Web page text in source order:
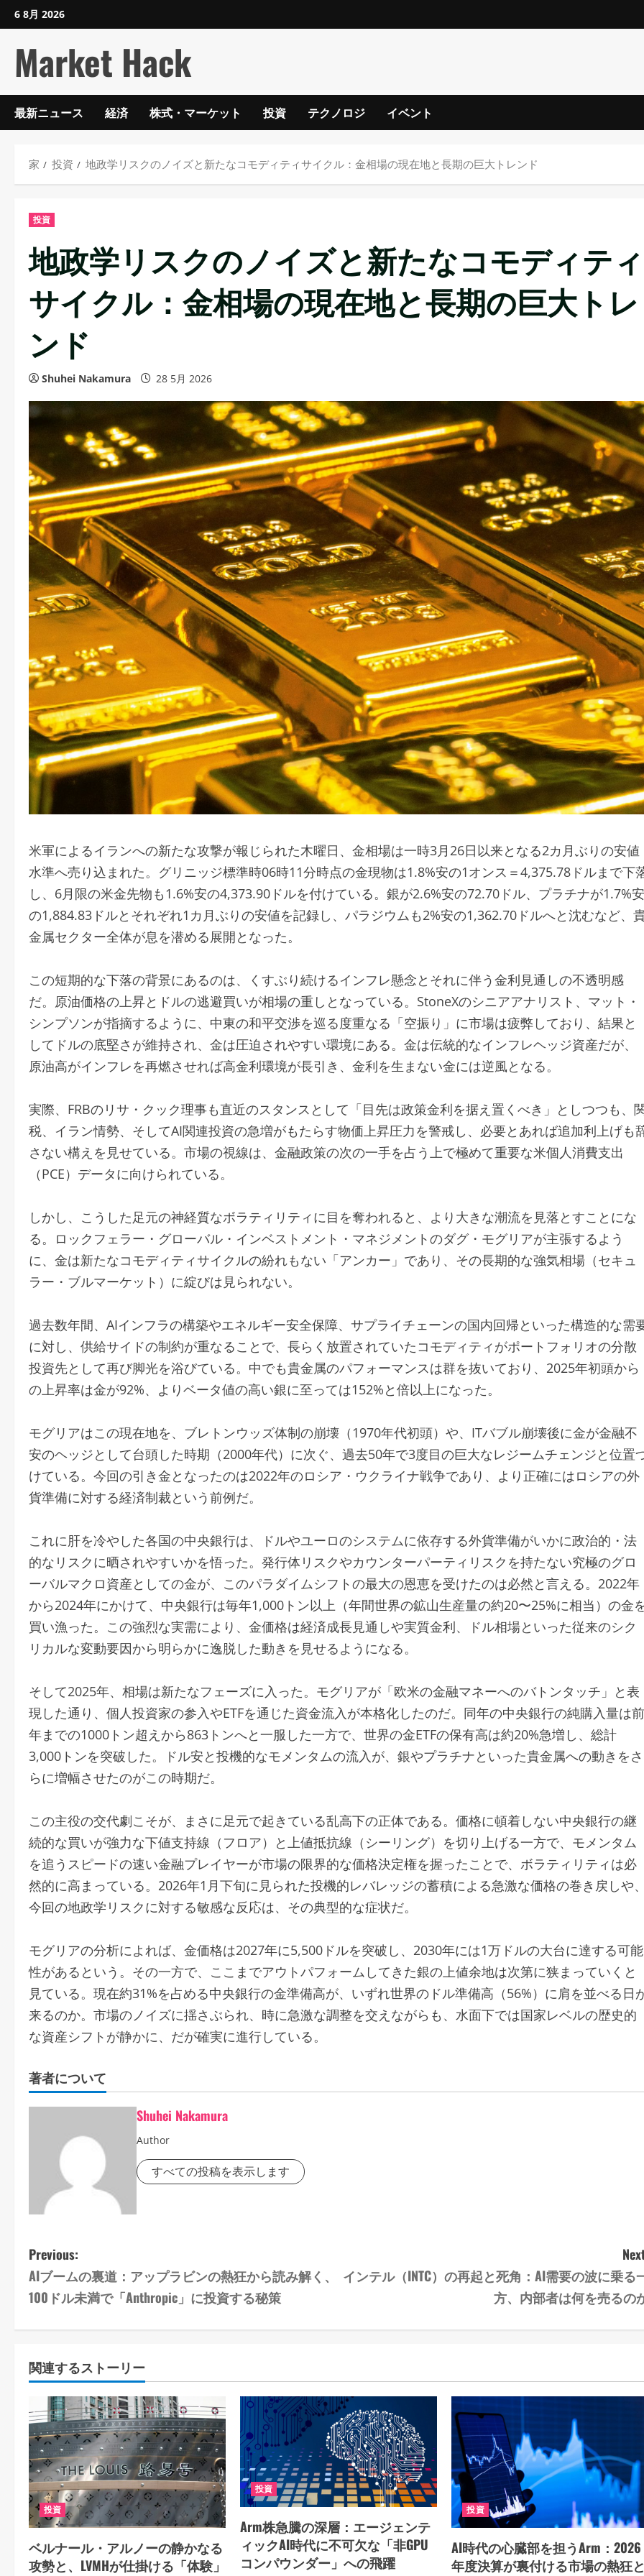
ン
6 8月 2026
Market Hack
最新ニュース 経済 株式・マーケット 投資 テクノロジ イベント
家 投資 地政学リスクのノイズと新たなコモディティサイクル：金相場の現在地と長期の巨大トレンド
投資
地政学リスクのノイズと新たなコモディティ
サイクル：金相場の現在地と長期の巨大トレ
ンド
Shuhei Nakamura 28 5月 2026
米軍によるイランへの新たな攻撃が報じられた木曜日、金相場は一時3月26日以来となる2カ月ぶりの安値
水準へ売り込まれた。グリニッジ標準時06時11分時点の金現物は1.8%安の1オンス＝4,375.78ドルまで下
し、6月限の米金先物も1.6%安の4,373.90ドルを付けている。銀が2.6%安の72.70ドル、プラチナが1.7%安
の1,884.83ドルとそれぞれ1カ月ぶりの安値を記録し、パラジウムも2%安の1,362.70ドルへと沈むなど、
金属セクター全体が息を潜める展開となった。
この短期的な下落の背景にあるのは、くすぶり続けるインフレ懸念とそれに伴う金利見通しの不透明感
だ。原油価格の上昇とドルの逃避買いが相場の重しとなっている。StoneXのシニアアナリスト、マット・
シンプソンが指摘するように、中東の和平交渉を巡る度重なる「空振り」に市場は疲弊しており、結果と
してドルの底堅さが維持され、金は圧迫されやすい環境にある。金は伝統的なインフレヘッジ資産だが、
原油高がインフレを再燃させれば高金利環境が長引き、金利を生まない金には逆風となる。
実際、FRBのリサ・クック理事も直近のスタンスとして「目先は政策金利を据え置くべき」としつつも、
税、イラン情勢、そしてAI関連投資の急増がもたらす物価上昇圧力を警戒し、必要とあれば追加利上げも
さない構えを見せている。市場の視線は、金融政策の次の一手を占う上で極めて重要な米個人消費支出
（PCE）データに向けられている。
しかし、こうした足元の神経質なボラティリティに目を奪われると、より大きな潮流を見落とすことにな
る。ロックフェラー・グローバル・インベストメント・マネジメントのダグ・モグリアが主張するよう
に、金は新たなコモディティサイクルの紛れもない「アンカー」であり、その長期的な強気相場（セキュ
ラー・ブルマーケット）に綻びは見られない。
過去数年間、AIインフラの構築やエネルギー安全保障、サプライチェーンの国内回帰といった構造的な需
に対し、供給サイドの制約が重なることで、長らく放置されていたコモディティがポートフォリオの分散
投資先として再び脚光を浴びている。中でも貴金属のパフォーマンスは群を抜いており、2025年初頭から
の上昇率は金が92%、よりベータ値の高い銀に至っては152%と倍以上になった。
モグリアはこの現在地を、ブレトンウッズ体制の崩壊（1970年代初頭）や、ITバブル崩壊後に金が金融不
安のヘッジとして台頭した時期（2000年代）に次ぐ、過去50年で3度目の巨大なレジームチェンジと位置
けている。今回の引き金となったのは2022年のロシア・ウクライナ戦争であり、より正確にはロシアの外
貨準備に対する経済制裁という前例だ。
これに肝を冷やした各国の中央銀行は、ドルやユーロのシステムに依存する外貨準備がいかに政治的・法
的なリスクに晒されやすいかを悟った。発行体リスクやカウンターパーティリスクを持たない究極のグロ
ーバルマクロ資産としての金が、このパラダイムシフトの最大の恩恵を受けたのは必然と言える。2022年
から2024年にかけて、中央銀行は毎年1,000トン以上（年間世界の鉱山生産量の約20〜25%に相当）の金
買い漁った。この強烈な実需により、金価格は経済成長見通しや実質金利、ドル相場といった従来のシク
リカルな変動要因から明らかに逸脱した動きを見せるようになる。
そして2025年、相場は新たなフェーズに入った。モグリアが「欧米の金融マネーへのバトンタッチ」と表
現した通り、個人投資家の参入やETFを通じた資金流入が本格化したのだ。同年の中央銀行の純購入量は前
年までの1000トン超えから863トンへと一服した一方で、世界の金ETFの保有高は約20%急増し、総計
3,000トンを突破した。ドル安と投機的なモメンタムの流入が、銀やプラチナといった貴金属への動きをさ
らに増幅させたのがこの時期だ。
この主役の交代劇こそが、まさに足元で起きている乱高下の正体である。価格に頓着しない中央銀行の継
続的な買いが強力な下値支持線（フロア）と上値抵抗線（シーリング）を切り上げる一方で、モメンタム
を追うスピードの速い金融プレイヤーが市場の限界的な価格決定権を握ったことで、ボラティリティは必
然的に高まっている。2026年1月下旬に見られた投機的レバレッジの蓄積による急激な価格の巻き戻しや
今回の地政学リスクに対する敏感な反応は、その典型的な症状だ。
モグリアの分析によれば、金価格は2027年に5,500ドルを突破し、2030年には1万ドルの大台に達する可能
性があるという。その一方で、ここまでアウトパフォームしてきた銀の上値余地は次第に狭まっていくと
見ている。現在約31%を占める中央銀行の金準備高が、いずれ世界のドル準備高（56%）に肩を並べる日
来るのか。市場のノイズに揺さぶられ、時に急激な調整を交えながらも、水面下では国家レベルの歴史的
な資産シフトが静かに、だが確実に進行している。
著者について
Shuhei Nakamura
Author
すべての投稿を表示します
P
o
n
a
v
i
g
a
t
Previous:
AIブームの裏道：アップラビンの熱狂から読み解く、
100ドル未満で「Anthropic」に投資する秘策
インテル（INTC）の再起と死角：AI需要の波に乗る
方、内部者は何を売るの
関連するストーリー
投資
ベルナール・アルノーの静かなる
攻勢と、LVMHが仕掛ける「体験」
投資
Arm株急騰の深層：エージェンテ
ィックAI時代に不可欠な「非GPU
コンパウンダー」への飛躍
投資
AI時代の心臓部を担うArm：2026
年度決算が裏付ける市場の熱狂